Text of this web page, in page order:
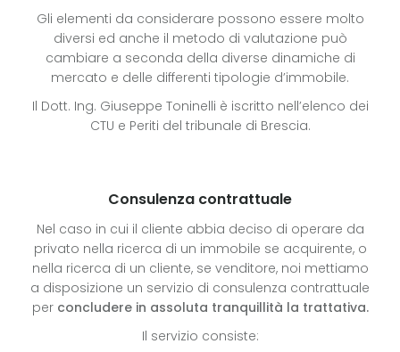
Gli elementi da considerare possono essere molto
diversi ed anche il metodo di valutazione può
cambiare a seconda della diverse dinamiche di
mercato e delle differenti tipologie d’immobile.
Il Dott. Ing. Giuseppe Toninelli è iscritto nell’elenco dei
CTU e Periti del tribunale di Brescia.
Consulenza contrattuale
Nel caso in cui il cliente abbia deciso di operare da
privato nella ricerca di un immobile se acquirente, o
nella ricerca di un cliente, se venditore, noi mettiamo
a disposizione un servizio di consulenza contrattuale
per concludere in assoluta tranquillità la trattativa.
Il servizio consiste: